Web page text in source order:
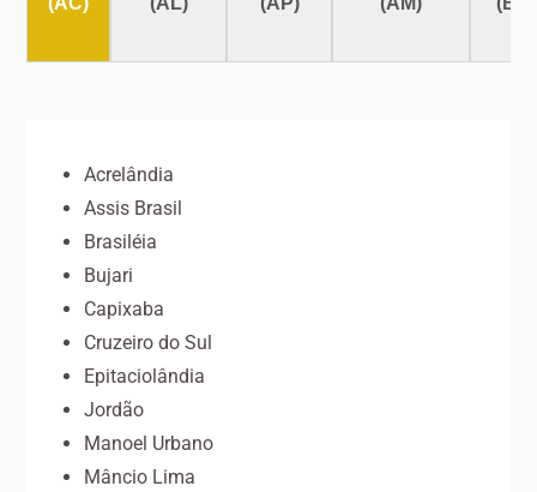
Acrelândia
Assis Brasil
Brasiléia
Bujari
Capixaba
Cruzeiro do Sul
Epitaciolândia
Jordão
Manoel Urbano
Mâncio Lima